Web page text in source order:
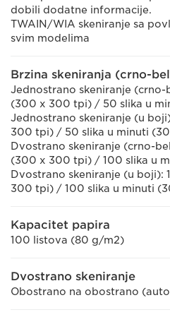
dobili dodatne informacije.
TWAIN/WIA skeniranje sa
svim modelima
Brzina skeniranja (crno-
Jednostrano skeniranje
(300 x 300 tpi) / 50 slika u
Jednostrano skeniranje (u
300 tpi) / 50 slika u minuti
Dvostrano skeniranje (crno-
(300 x 300 tpi) / 100 slika u
Dvostrano skeniranje (u boji):
300 tpi) / 100 slika u minuti
Kapacitet papira
100 listova (80 g/m2)
Dvostrano skeniranje
Obostrano na obostrano